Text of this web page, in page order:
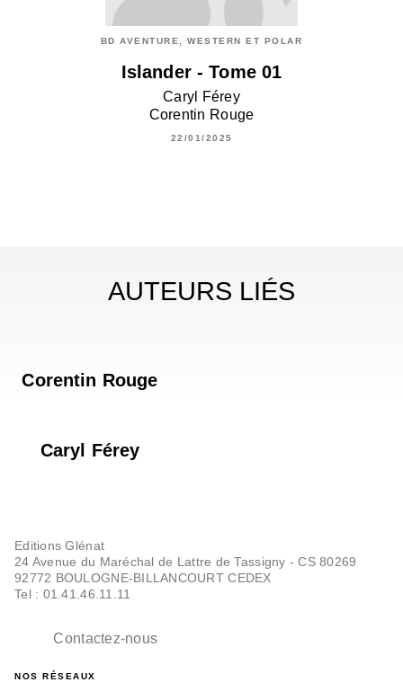
BD AVENTURE, WESTERN ET POLAR
Islander - Tome 01
Caryl Férey
Corentin Rouge
22/01/2025
AUTEURS LIÉS
Corentin Rouge
Caryl Férey
Editions Glénat
24 Avenue du Maréchal de Lattre de Tassigny - CS 80269
92772 BOULOGNE-BILLANCOURT CEDEX
Tel : 01.41.46.11.11
Contactez-nous
NOS RÉSEAUX